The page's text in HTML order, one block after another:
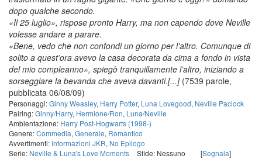
dopo qualche secondo.
«Il 25 luglio», rispose pronto Harry, ma non capendo dove Neville
volesse andare a parare.
«Bene, vedo che non confondi un giorno per l’altro. Comunque di
solito a quest’ora avevo la casa decorata da cima a fondo in vista
del mio compleanno», spiegò tranquillamente l’altro, iniziando a
sorseggiare la bevanda che aveva davanti.[...] (7539 parole,
pubblicata 06/08/09)
Personaggi:Ginny Weasley, Harry Potter, Luna Lovegood, Neville Paciock
Pairing:Ginny/Harry, Hermione/Ron, Luna/Neville
Ambientazione: Harry Post-Hogwarts (1998-)
Genere:Commedia, Generale, Romantico
Avvertimenti: Informazioni JKR, No Epilogo
Serie: Neville & Luna's Love Moments Sfide: Nessuno [Segnala]